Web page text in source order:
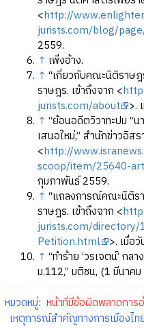
<http://
jurists.com/blog/
2559.
↑ เพิ่งอ้าง.
↑ “เกี่ยวกับคณะนิติราษ
ราษฎร. เข้าถึงจาก <
jurists.com/about >.
↑ “ย้อนอดีตวิวาทะปม “
เสนอใหม่,” สำนักข่าวอิส
<http://
scoop/item/25640-
กุมภาพันธ์ 2559.
↑ “แถลงการณ์คณะนิติร
ราษฎร. เข้าถึงจาก <
jurists.com/
Petition.html >. เมื่อ
↑ “ทำร้าย ‘วรเจตน์’ ก
ม.112,” มติชน, (1 มีนาค
หมวดหมู่: หน้าที่มีข้อผิดพลาดการ
เหตุการณ์สำคัญทางการเมือง